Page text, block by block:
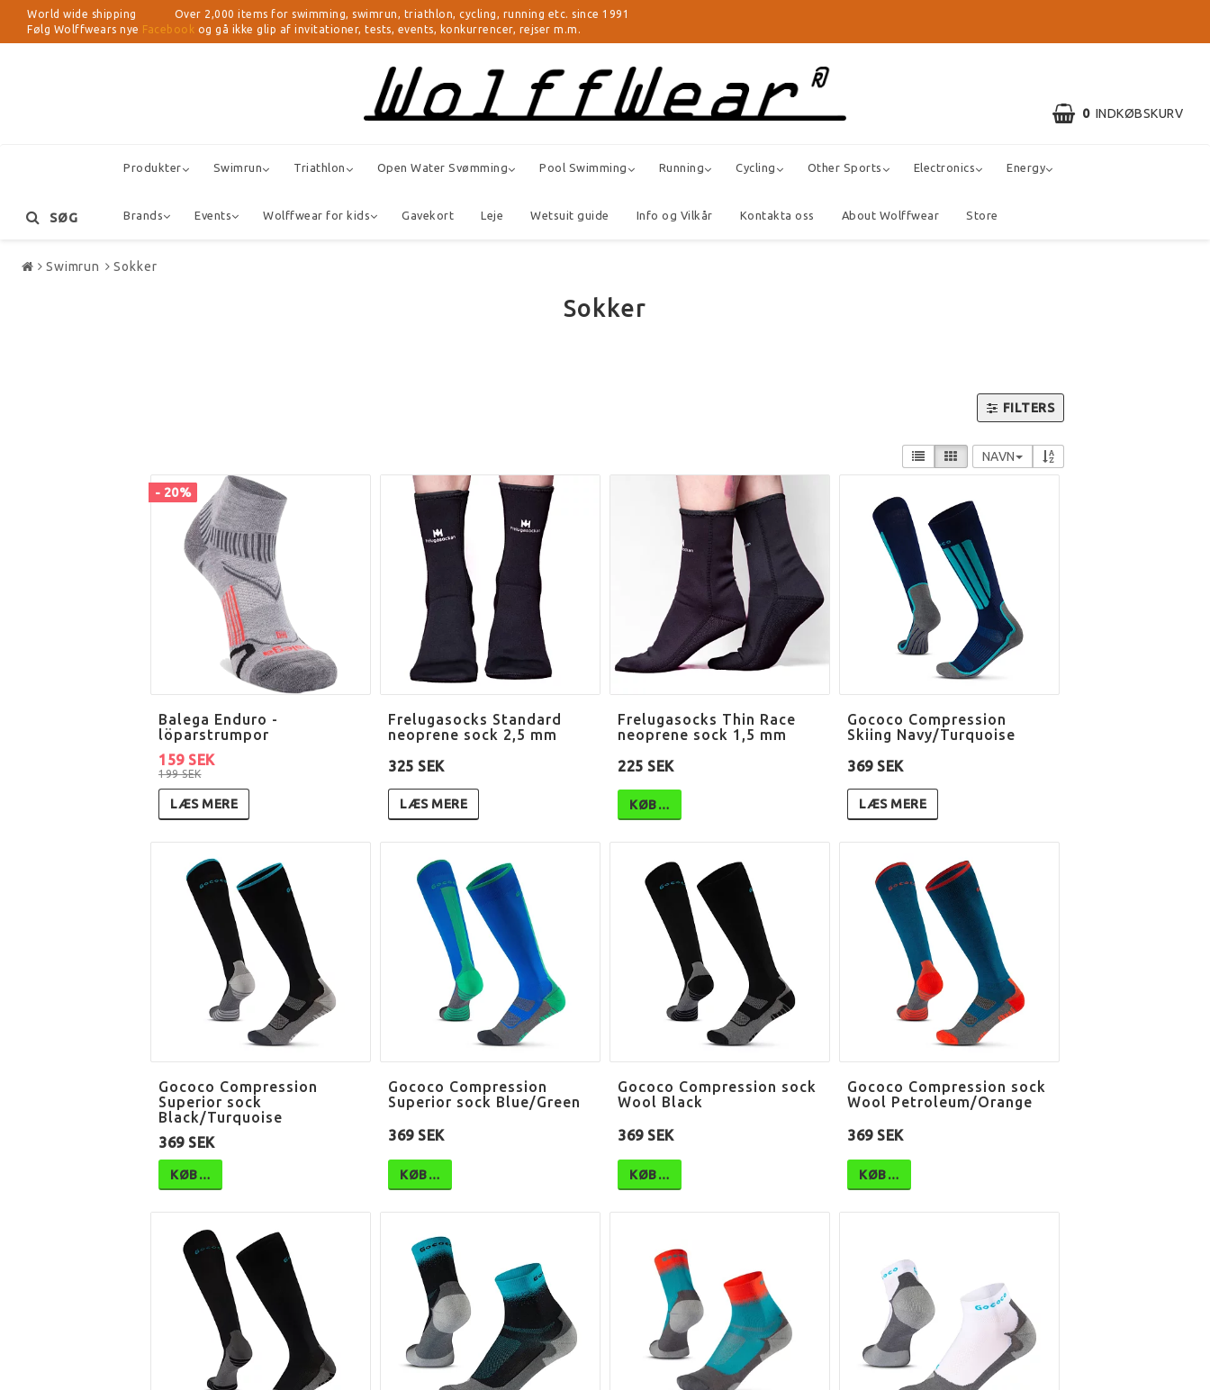
World wide shipping Over 2,000 items for swimming, swimrun, triathlon, cycling, running etc. since 1991
Følg Wolffwears nye Facebook og gå ikke glip af invitationer, tests, events, konkurrencer, rejser m.m.
0 INDKØBSKURV
Produkter Swimrun Triathlon Open Water Svømming Pool Swimming Running Cycling Other Sports Electronics Energy
Brands Events Wolffwear for kids Gavekort Leje Wetsuit guide Info og Vilkår Kontakta oss About Wolffwear Store
SØG
Swimrun Sokker
Sokker
FILTERS
NAVN
- 20%
Balega Enduro -
löparstrumpor
199 SEK
159 SEK
LÆS MERE
Frelugasocks Standard
neoprene sock 2,5 mm
325 SEK
LÆS MERE
Frelugasocks Thin Race
neoprene sock 1,5 mm
225 SEK
KØB…
Gococo Compression
Skiing Navy/Turquoise
369 SEK
LÆS MERE
Gococo Compression
Superior sock
Black/Turquoise
369 SEK
KØB…
Gococo Compression
Superior sock Blue/Green
369 SEK
KØB…
Gococo Compression sock
Wool Black
369 SEK
KØB…
Gococo Compression sock
Wool Petroleum/Orange
369 SEK
KØB…